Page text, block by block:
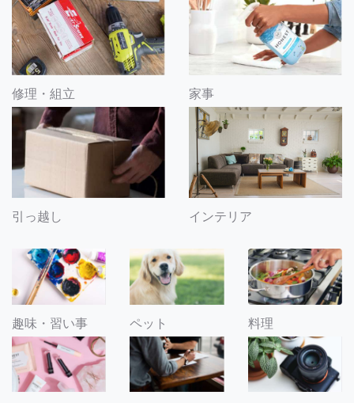
修理・組立 家事
引っ越し インテリア
趣味・習い事 ペット 料理